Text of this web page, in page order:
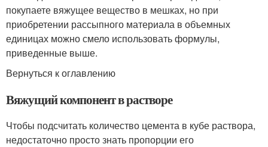
покупаете вяжущее вещество в мешках, но при
приобретении рассыпного материала в объемных
единицах можно смело использовать формулы,
приведенные выше.
Вернуться к оглавлению
Вяжущий компонент в растворе
Чтобы подсчитать количество цемента в кубе раствора,
недостаточно просто знать пропорции его